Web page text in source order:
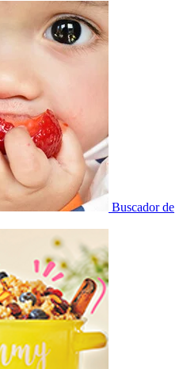
Buscador de